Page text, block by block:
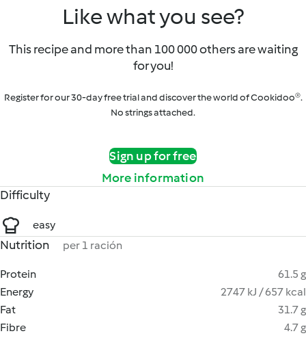
Like what you see?
This recipe and more than 100 000 others are waiting
for you!
Register for our 30-day free trial and discover the world of Cookidoo®.
No strings attached.
Sign up for free
More information
Difficulty
easy
Nutrition per 1 ración
Protein
61.5 g
Energy
2747 kJ / 657 kcal
Fat
31.7 g
Fibre
4.7 g